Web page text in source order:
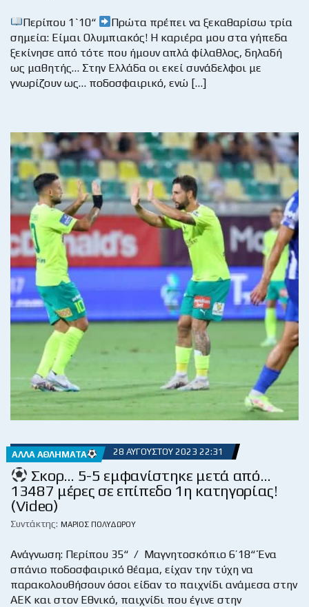
Περίπου 1`10“
Πρώτα πρέπει να ξεκαθαρίσω τρία
σημεία: Είμαι Ολυμπιακός! Η καριέρα μου στα γήπεδα
ξεκίνησε από τότε που ήμουν απλά φίλαθλος, δηλαδή
ως μαθητής… Στην Ελλάδα οι εκεί συνάδελφοι με
γνωρίζουν ως… ποδοσφαιρικό, ενώ […]
ΆΛΛΑ ΑΘΛΉΜΑΤΑ 28 ΑΥΓΟΎΣΤΟΥ 2023 22:31
Σκορ… 5-5 εμφανίστηκε μετά από…
13487 μέρες σε επίπεδο 1η κατηγορίας!
(Video)
Συντάκτης: ΜΆΡΙΟΣ ΠΟΛΥΔΏΡΟΥ
Ανάγνωση: Περίπου 35“ / Μαγνητοσκόπιο 6’18“ Ένα
σπάνιο ποδοσφαιρικό θέαμα, είχαν την τύχη να
παρακολουθήσουν όσοι είδαν το παιχνίδι ανάμεσα στην
ΑΕΚ και στον Εθνικό, παιχνίδι που έγινε στην